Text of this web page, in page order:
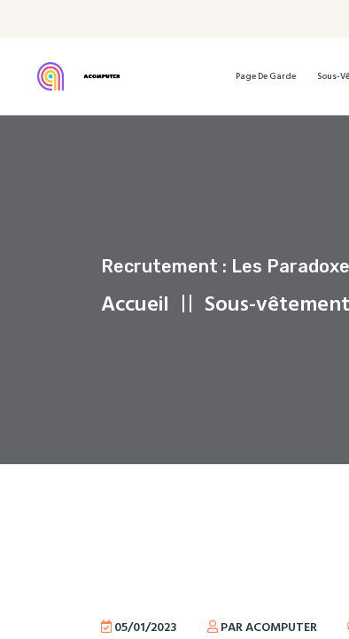
Page De Garde Sous-
Recrutement : Les
Accueil Sous-
05/01/2023 PAR ACOMPUTER